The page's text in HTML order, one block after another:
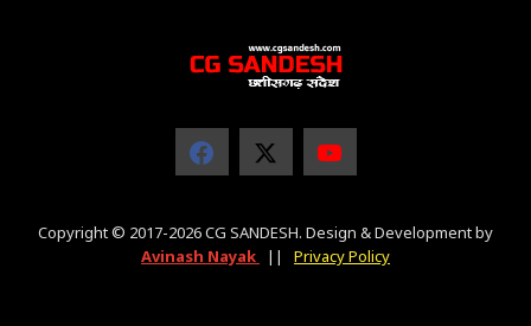
Copyright © 2017-2026 CG SANDESH. Design & Development by
Avinash Nayak
|| Privacy Policy